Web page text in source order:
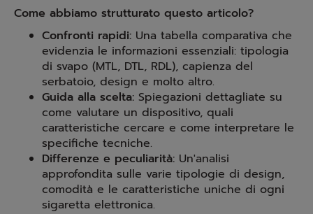
Come abbiamo strutturato questo articolo?
Confronti rapidi: Una tabella comparativa che
evidenzia le informazioni essenziali: tipologia
di svapo (MTL, DTL, RDL), capienza del
serbatoio, design e molto altro.
Guida alla scelta: Spiegazioni dettagliate su
come valutare un dispositivo, quali
caratteristiche cercare e come interpretare le
specifiche tecniche.
Differenze e peculiarità: Un'analisi
approfondita sulle varie tipologie di design,
comodità e le caratteristiche uniche di ogni
sigaretta elettronica.